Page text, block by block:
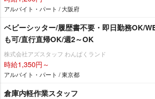
アルバイト・パート / 大阪府
ベビーシッター/履歴書不要・即日勤務OK/
も可/直行直帰OK/週2～OK
株式会社アズスタッフ わんぱくランド
時給1,350円～
アルバイト・パート / 東京都
倉庫内軽作業スタッフ